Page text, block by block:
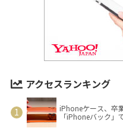
アクセスランキング
iPhoneケース、卒
「iPhoneバック」